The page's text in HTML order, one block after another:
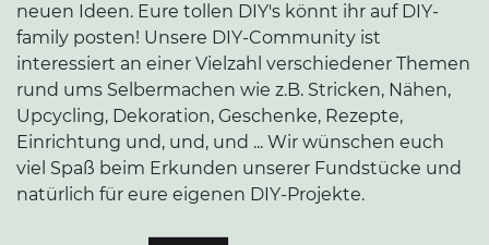
neuen Ideen. Eure tollen DIY's könnt ihr auf DIY-
family posten! Unsere DIY-Community ist
interessiert an einer Vielzahl verschiedener Themen
rund ums Selbermachen wie z.B. Stricken, Nähen,
Upcycling, Dekoration, Geschenke, Rezepte,
Einrichtung und, und, und ... Wir wünschen euch
viel Spaß beim Erkunden unserer Fundstücke und
natürlich für eure eigenen DIY-Projekte.